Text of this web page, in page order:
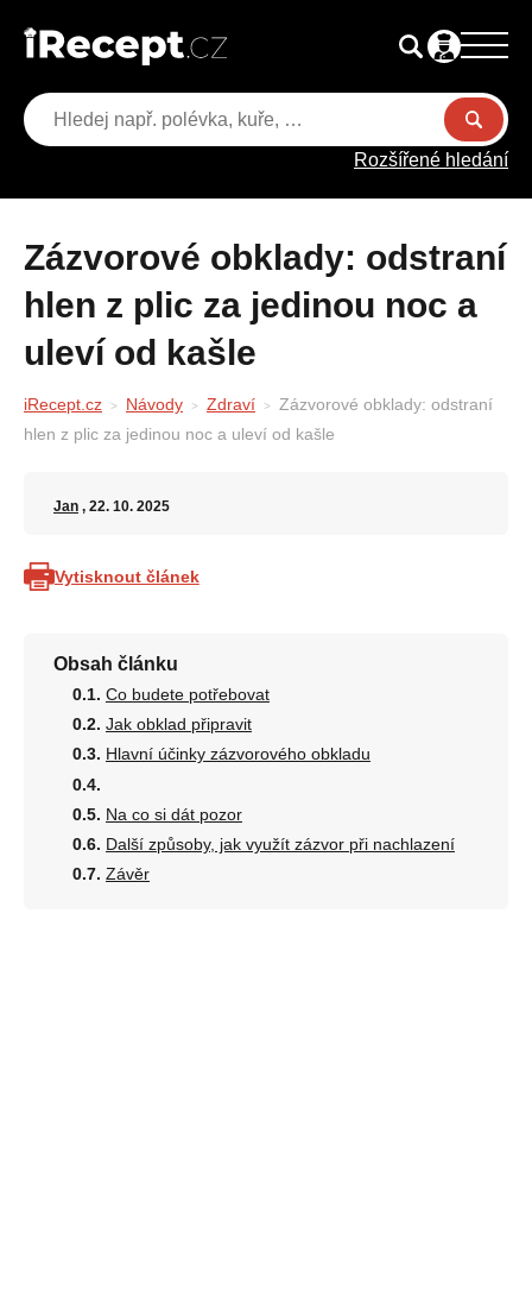
Rozšířené hledání
Zázvorové obklady: odstraní
hlen z plic za jedinou noc a
uleví od kašle
iRecept.cz Návody Zdraví
Zázvorové obklady: odstraní
hlen z plic za jedinou noc a uleví od kašle
Jan , 22. 10. 2025
Vytisknout článek
Obsah článku
Co budete potřebovat
Jak obklad připravit
Hlavní účinky zázvorového obkladu
Na co si dát pozor
Další způsoby, jak využít zázvor při nachlazení
Závěr